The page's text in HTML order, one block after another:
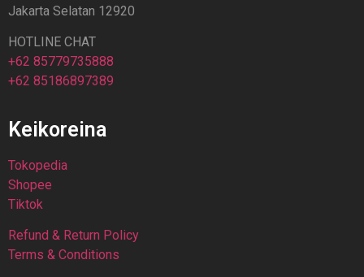
Jakarta Selatan 12920
HOTLINE CHAT
+62 85779735888
+62 85186897389
Keikoreina
Tokopedia
Shopee
Tiktok
Refund & Return Policy
Terms & Conditions